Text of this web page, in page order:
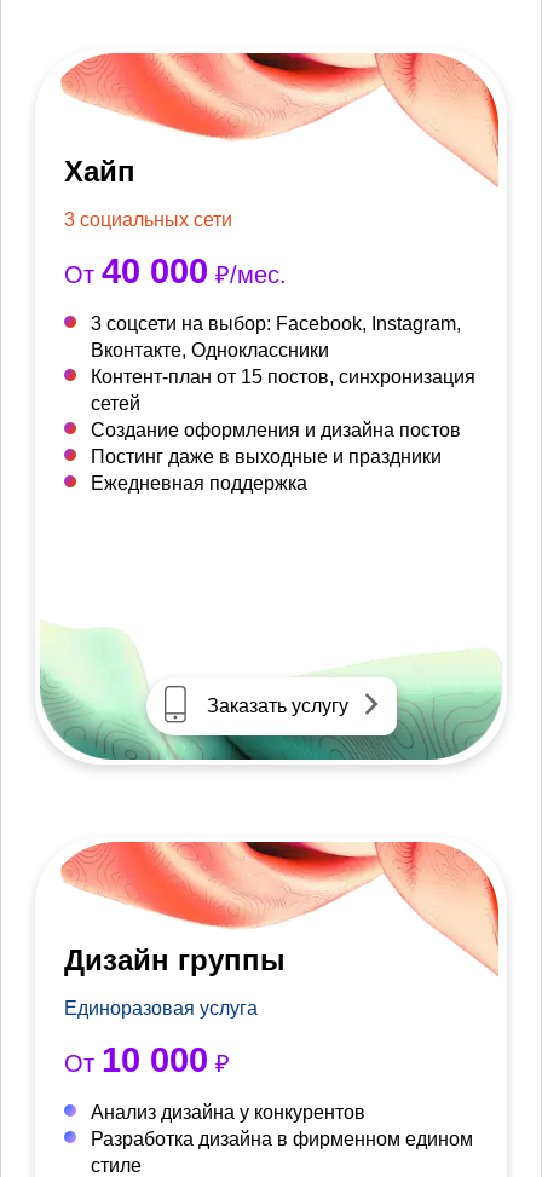
Хайп
3 социальных сети
От 40 000 ₽/мес.
3 соцсети на выбор: Facebook, Instagram,
Вконтакте, Одноклассники
Контент-план от 15 постов, синхронизация
сетей
Создание оформления и дизайна постов
Постинг даже в выходные и праздники
Ежедневная поддержка
Заказать услугу
Дизайн группы
Единоразовая услуга
От 10 000 ₽
Анализ дизайна у конкурентов
Разработка дизайна в фирменном едином
стиле